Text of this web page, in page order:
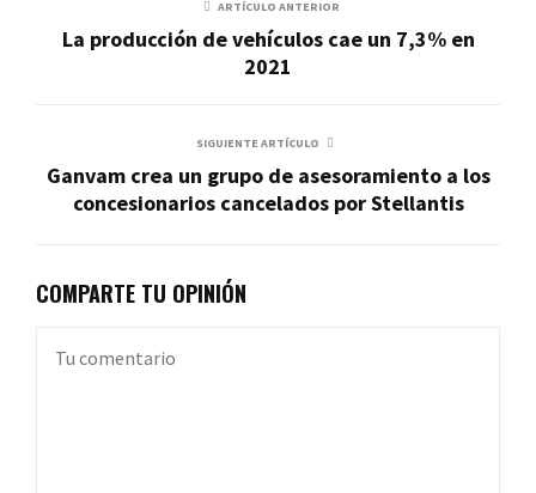
ARTÍCULO ANTERIOR
La producción de vehículos cae un 7,3% en
2021
SIGUIENTE ARTÍCULO
Ganvam crea un grupo de asesoramiento a los
concesionarios cancelados por Stellantis
COMPARTE TU OPINIÓN